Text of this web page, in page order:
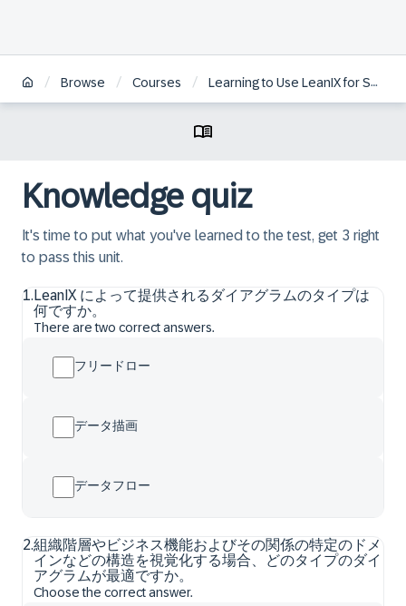
/ Browse / Courses / Learning to Use LeanIX for Successful Enterprise Architecture | JA
Knowledge quiz
It's time to put what you've learned to the test, get 3 right
to pass this unit.
1. LeanIX によって提供されるダイアグラムのタイプは
何ですか。
There are two correct answers.
フリードロー
データ描画
データフロー
2.組織階層やビジネス機能およびその関係の特定のドメ
インなどの構造を視覚化する場合、どのタイプのダイ
アグラムが最適ですか。
Choose the correct answer.